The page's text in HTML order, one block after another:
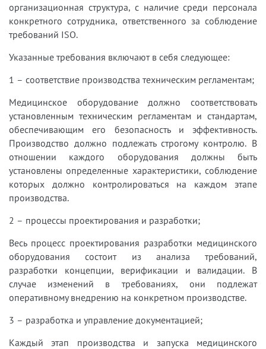
организационная структура, с наличие среди персонала
конкретного сотрудника, ответственного за соблюдение
требований ISO.
Указанные требования включают в себя следующее:
1 – соответствие производства техническим регламентам;
Медицинское оборудование должно соответствовать
установленным техническим регламентам и стандартам,
обеспечивающим его безопасность и эффективность.
Производство должно подлежать строгому контролю. В
отношении каждого оборудования должны быть
установлены определенные характеристики, соблюдение
которых должно контролироваться на каждом этапе
производства.
2 – процессы проектирования и разработки;
Весь процесс проектирования разработки медицинского
оборудования состоит из анализа требований,
разработки концепции, верификации и валидации. В
случае изменений в требованиях, они подлежат
оперативному внедрению на конкретном производстве.
3 – разработка и управление документацией;
Каждый этап производства и запуска медицинского